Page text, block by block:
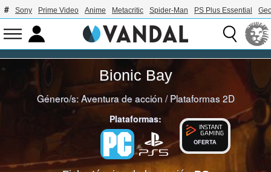
Sony Prime Video Anime Metacritic Spider-Man PS Plus Essential
Bionic Bay
Género/s:Aventura de acción /Plataformas 2D
Plataformas:
OFERTA